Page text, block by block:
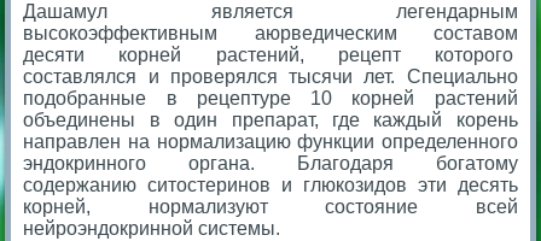
Дашамул является легендарным
высокоэффективным аюрведическим составом
десяти корней растений, рецепт которого
составлялся и проверялся тысячи лет. Специально
подобранные в рецептуре 10 корней растений
объединены в один препарат, где каждый корень
направлен на нормализацию функции определенного
эндокринного органа. Благодаря богатому
содержанию ситостеринов и глюкозидов эти десять
корней, нормализуют состояние всей
нейроэндокринной системы.